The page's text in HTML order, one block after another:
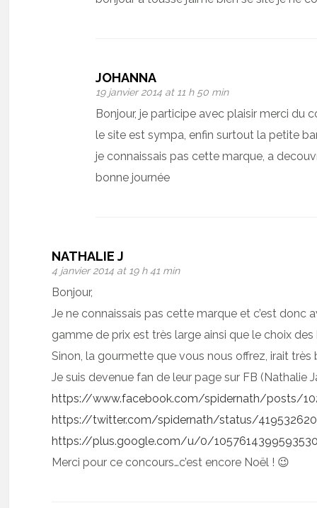
JOHANNA
19 janvier 2014 at 11 h 50 min
Bonjour, je participe avec plaisir merci du
le site est sympa, enfin surtout la petite
je connaissais pas cette marque, a
bonne journée
NATHALIE J
4 janvier 2014 at 19 h 41 min
Bonjour,
Je ne connaissais pas cette marque et c’est donc
gamme de prix est très large ainsi que le choix
Sinon, la gourmette que vous nous offrez, irait très
Je suis devenue fan de leur page sur FB (Nathalie
https://www.facebook.com/spidernath/posts/
https://twitter.com/spidernath/status/
https://plus.google.com/u/0/
Merci pour ce concours…c’est encore Noël ! 😉